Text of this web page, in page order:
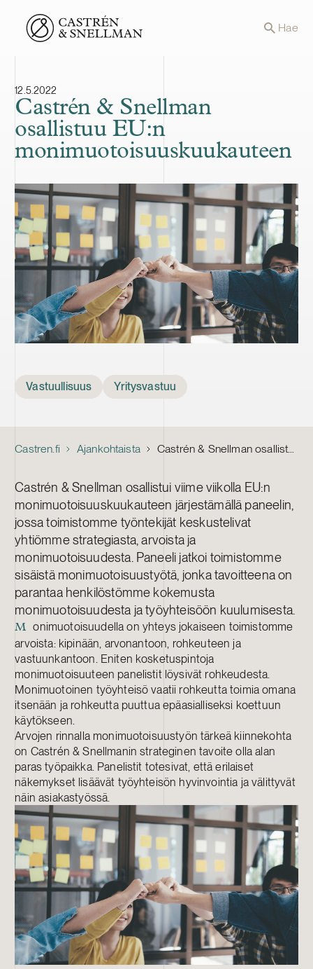
Front page Hae
12.5.2022
Castrén & Snellman
osallistuu EU:n
monimuotoisuuskuukauteen
Vastuullisuus Yritysvastuu
Castren.fi Ajankohtaista Castrén & Snellman osallistuu EU:n monimuotoisuuskuukauteen
Castrén & Snellman osallistui viime viikolla EU:n
monimuotoisuuskuukauteen järjestämällä paneelin,
jossa toimistomme työntekijät keskustelivat
yhtiömme strategiasta, arvoista ja
monimuotoisuudesta. Paneeli jatkoi toimistomme
sisäistä monimuotoisuustyötä, jonka tavoitteena on
parantaa henkilöstömme kokemusta
monimuotoisuudesta ja työyhteisöön kuulumisesta.
M
onimuotoisuudella on yhteys jokaiseen toimistomme
arvoista: kipinään, arvonantoon, rohkeuteen ja
vastuunkantoon. Eniten kosketuspintoja
monimuotoisuuteen panelistit löysivät rohkeudesta.
Monimuotoinen työyhteisö vaatii rohkeutta toimia omana
itsenään ja rohkeutta puuttua epäasialliseksi koettuun
käytökseen.
Arvojen rinnalla monimuotoisuustyön tärkeä kiinnekohta
on Castrén & Snellmanin strateginen tavoite olla alan
paras työpaikka. Panelistit totesivat, että erilaiset
näkemykset lisäävät työyhteisön hyvinvointia ja välittyvät
näin asiakastyössä.